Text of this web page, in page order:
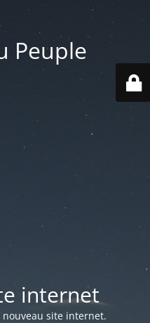
Peuple
internet
site internet.